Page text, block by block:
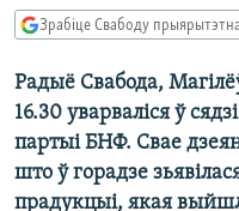
Перайсьці
пошуку
ВАЙНА
БЕЛАРУСЫ НА ВАЙНЕ
ПАЛІТВЯЗЬНІ
КУЛЬТУРА
КНІГІ
АЎДЫЁКНІГІ
PREMIUM
МОВА
FACEBOOK
TWITTER
Усе сайты РС/РСЭ
Зрабіце Свабоду
Радыё Свабода,
16.30 уварваліся ў
партыі БНФ. Свае
што ў горадзе
прадукцыі, якая